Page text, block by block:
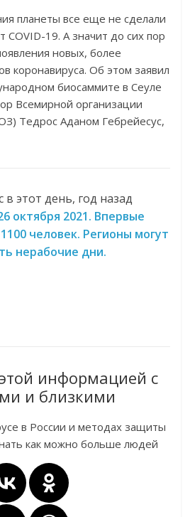
планеты все еще не сделали
COVID-19. А значит до сих пор
новых, более
коронавируса. Об этом заявил
биосаммите в Сеуле
Всемирной организации
Тедрос Аданом Гебрейесус,
в этот день, год назад
октября 2021. Впервые
человек. Регионы могут
нерабочие дни.
информацией с
и близкими
в России и методах защиты
как можно больше людей